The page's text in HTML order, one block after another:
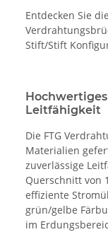
Entdecken Sie
Stift/Stift
Leitfähigkeit
Die FTG
Materialien
zuverlässige
Querschnitt von
effiziente
grün/gelbe
im